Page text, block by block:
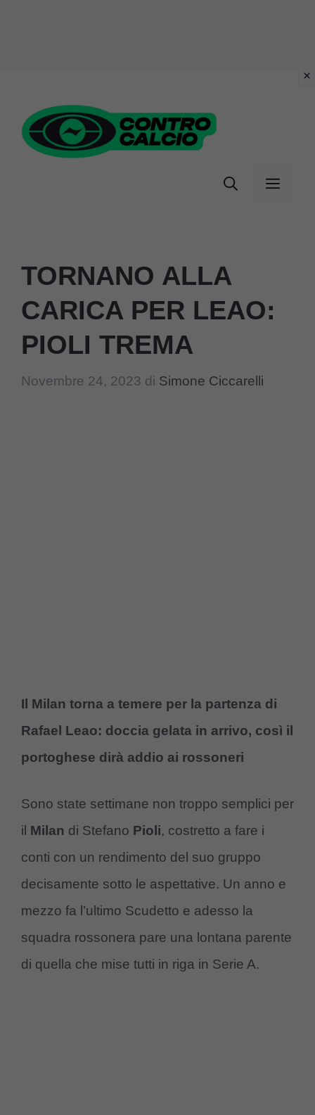
contenuto
Menu
TORNANO ALLA
CARICA PER LEAO:
PIOLI TREMA
Novembre 24, 2023 di Simone Ciccarelli
Il Milan torna a temere per la partenza di
Rafael Leao: doccia gelata in arrivo, così il
portoghese dirà addio ai rossoneri
Sono state settimane non troppo semplici per
il Milan di Stefano Pioli, costretto a fare i
conti con un rendimento del suo gruppo
decisamente sotto le aspettative. Un anno e
mezzo fa l’ultimo Scudetto e adesso la
squadra rossonera pare una lontana parente
di quella che mise tutti in riga in Serie A.